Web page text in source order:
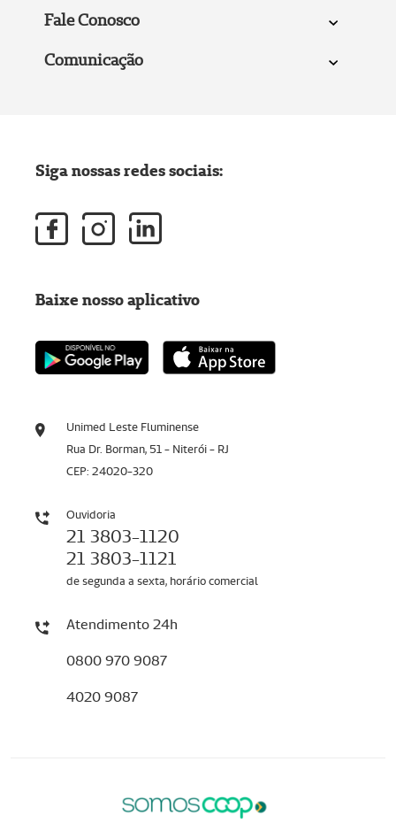
Fale Conosco
Comunicação
Unimed Leste Fluminense
Rua Dr. Borman, 51 - Niterói - RJ
CEP: 24020-320
Ouvidoria
21 3803-1120
21 3803-1121
de segunda a sexta, horário comercial
Atendimento 24h
0800 970 9087
4020 9087
Siga nossas redes sociais:
Baixe nosso aplicativo